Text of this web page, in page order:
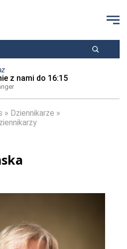
z nami do 16:15
Dziennikarze